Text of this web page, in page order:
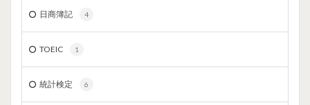
日商簿記 4
TOEIC 1
統計検定 6